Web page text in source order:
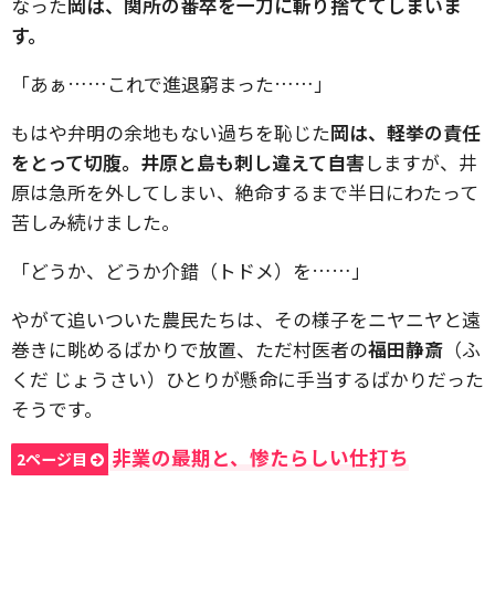
す。
「あぁ……これで進退窮まった……」
もはや弁明の余地もない過ちを恥じた岡は、軽挙の責任
をとって切腹。井原と島も刺し違えて自害 しますが、井
原は急所を外してしまい、絶命するまで半日にわたって
苦しみ続けました。
「どうか、どうか介錯（トドメ）を……」
やがて追いついた農民たちは、その様子をニヤニヤと遠
巻きに眺めるばかりで放置、ただ村医者の福田静斎 （ふ
くだ じょうさい）ひとりが懸命に手当するばかりだった
そうです。
2ページ目 非業の最期と、惨たらしい仕打ち